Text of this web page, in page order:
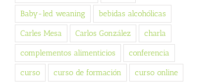
Baby-led weaning bebidas alcohólicas
Carles Mesa Carlos González charla
complementos alimenticios conferencia
curso curso de formación curso online